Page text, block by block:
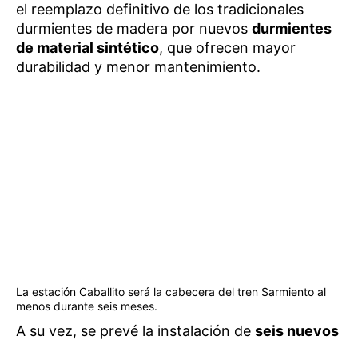
el reemplazo definitivo de los tradicionales
durmientes de madera por nuevos durmientes
de material sintético, que ofrecen mayor
durabilidad y menor mantenimiento.
La estación Caballito será la cabecera del tren Sarmiento al
menos durante seis meses.
A su vez, se prevé la instalación de seis nuevos